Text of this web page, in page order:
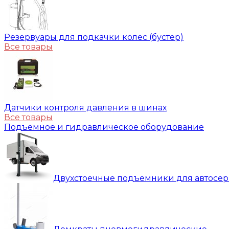
Резервуары для подкачки колес (бустер)
Все товары
Датчики контроля давления в шинах
Все товары
Подъемное и гидравлическое оборудование
Двухстоечные подъемники для